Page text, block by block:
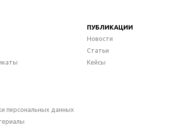
персональных данных
ПУБЛИКАЦИИ
Новости
Статьи
Кейсы